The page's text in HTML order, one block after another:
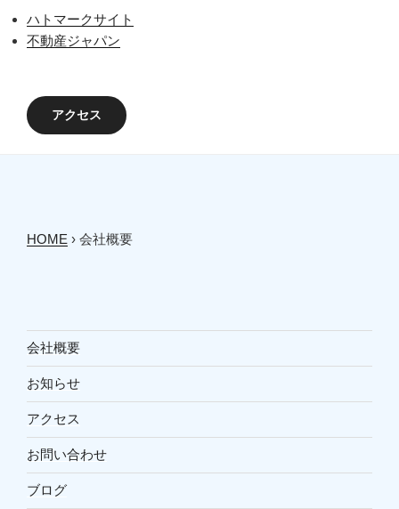
ハトマークサイト
不動産ジャパン
アクセス
HOME › 会社概要
会社概要
お知らせ
アクセス
お問い合わせ
ブログ